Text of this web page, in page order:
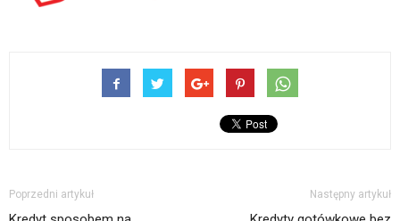
Poprzedni artykuł Następny artykuł